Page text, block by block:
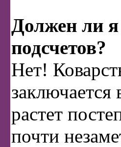
Должен ли я
подсчетов?
Нет!
заключается
растет
почти